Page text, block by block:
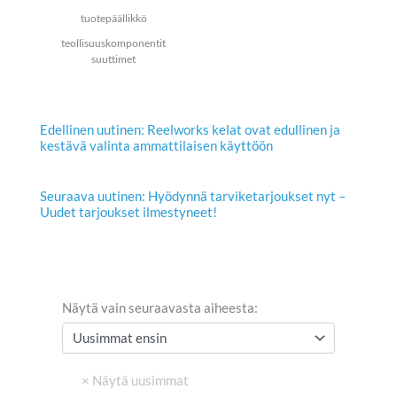
tuotepäällikkö
teollisuuskomponentit
suuttimet
Edellinen uutinen: Reelworks kelat ovat edullinen ja
kestävä valinta ammattilaisen käyttöön
Seuraava uutinen: Hyödynnä tarviketarjoukset nyt –
Uudet tarjoukset ilmestyneet!
Näytä vain seuraavasta aiheesta: